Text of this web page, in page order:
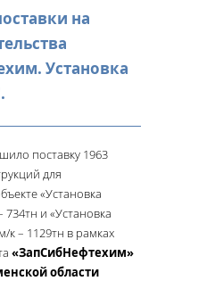
на
Установка
поставку 1963
для
«Установка
734тн и «Установка
к – 1129тн в рамках
«ЗапСибНефтехим»
области